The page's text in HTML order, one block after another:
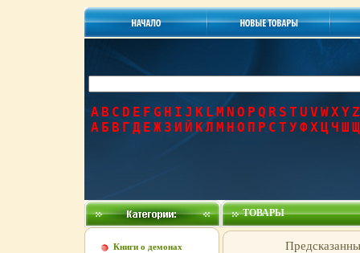
A B C D E F G H I J K L M N O P Q R S T U V WXYZ
А Б В Г Д Е Ж З И Й КЛ М Н О П Р С Т УФХЦЧ Ш Щ
Книги о демонах
ТОВАРЫ